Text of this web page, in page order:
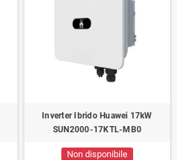
Inverter Ibrido Huawei 17kW
SUN2000-17KTL-MB0
Non disponibile